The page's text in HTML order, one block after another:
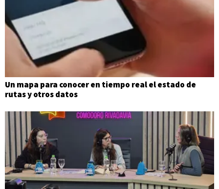
Un mapa para conocer en tiempo real el estado de
rutas y otros datos